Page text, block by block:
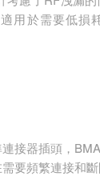
用於需要低損
接器插頭，
要頻繁連接和